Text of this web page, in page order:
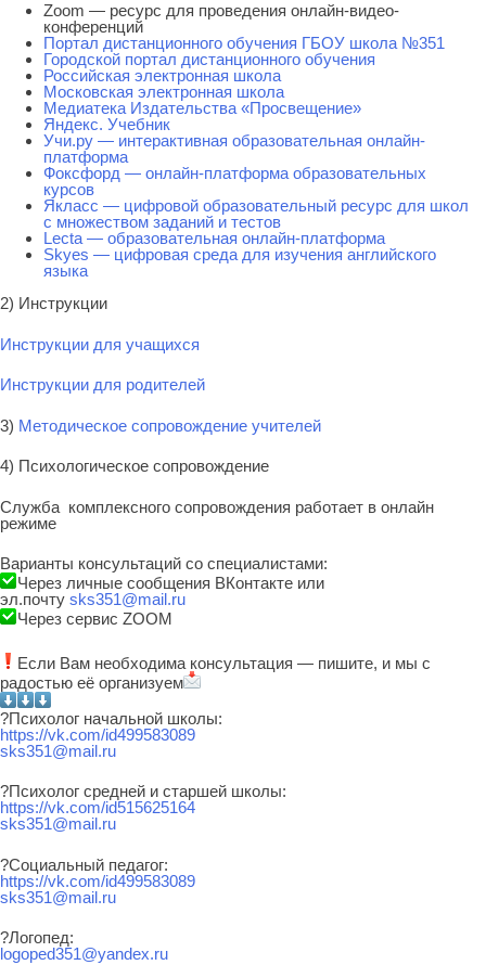
Zoom — ресурс для проведения онлайн-видео-
конференций
Портал дистанционного обучения ГБОУ школа №351
Городской портал дистанционного обучения
Российская электронная школа
Московская электронная школа
Медиатека Издательства «Просвещение»
Яндекс. Учебник
Учи.ру — интерактивная образовательная онлайн-
платформа
Фоксфорд — онлайн-платформа образовательных
курсов
Якласс — цифровой образовательный ресурс для школ
с множеством заданий и тестов
Lecta — образовательная онлайн-платформа
Skyes — цифровая среда для изучения английского
языка
2) Инструкции
Инструкции для учащихся
Инструкции для родителей
3) Методическое сопровождение учителей
4) Психологическое сопровождение
Служба комплексного сопровождения работает в онлайн
режиме
Варианты консультаций со специалистами:
Через личные сообщения ВКонтакте или
эл.почту sks351@mail.ru
Через сервис ZOOM
Если Вам необходима консультация — пишите, и мы с
радостью её организуем
?Психолог начальной школы:
https://vk.com/id499583089
sks351@mail.ru
?Психолог средней и старшей школы:
https://vk.com/id515625164
sks351@mail.ru
?Социальный педагог:
https://vk.com/id499583089
sks351@mail.ru
?Логопед:
logoped351@yandex.ru